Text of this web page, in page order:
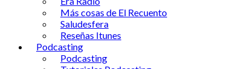
Más cosas de El Recuento
Saludesfera
Reseñas Itunes
Podcasting
Podcasting